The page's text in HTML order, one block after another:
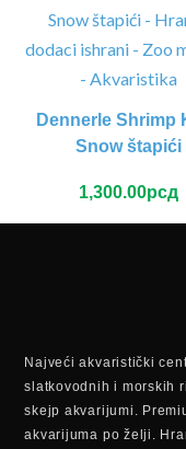
Dennerle Shrimp
Snow štapići
1,300.00рсд
Najveći akvaristički
slatkovodnih i morskih
skejp akvarijumi.
akvarijuma po želji.